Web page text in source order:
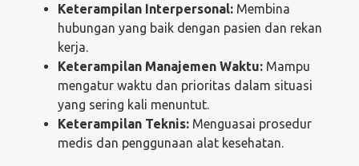
Keterampilan Interpersonal: Membina
hubungan yang baik dengan pasien dan rekan
kerja.
Keterampilan Manajemen Waktu: Mampu
mengatur waktu dan prioritas dalam situasi
yang sering kali menuntut.
Keterampilan Teknis: Menguasai prosedur
medis dan penggunaan alat kesehatan.